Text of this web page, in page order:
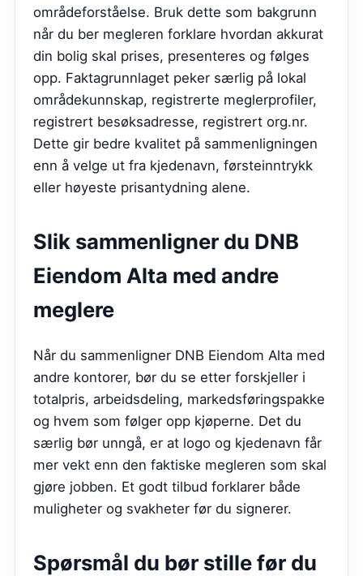
områdeforståelse. Bruk dette som bakgrunn
når du ber megleren forklare hvordan akkurat
din bolig skal prises, presenteres og følges
opp. Faktagrunnlaget peker særlig på lokal
områdekunnskap, registrerte meglerprofiler,
registrert besøksadresse, registrert org.nr.
Dette gir bedre kvalitet på sammenligningen
enn å velge ut fra kjedenavn, førsteinntrykk
eller høyeste prisantydning alene.
Slik sammenligner du DNB
Eiendom Alta med andre
meglere
Når du sammenligner DNB Eiendom Alta med
andre kontorer, bør du se etter forskjeller i
totalpris, arbeidsdeling, markedsføringspakke
og hvem som følger opp kjøperne. Det du
særlig bør unngå, er at logo og kjedenavn får
mer vekt enn den faktiske megleren som skal
gjøre jobben. Et godt tilbud forklarer både
muligheter og svakheter før du signerer.
Spørsmål du bør stille før du